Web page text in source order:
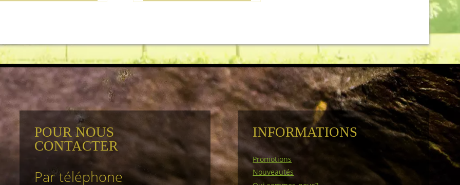
POUR NOUS
CONTACTER
Par téléphone
INFORMATIONS
Promotions
Nouveautés